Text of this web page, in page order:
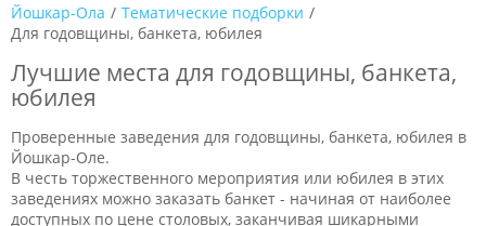
Йошкар-Ола / Тематические подборки /
Для годовщины, банкета, юбилея
Лучшие места для годовщины, банкета,
юбилея
Проверенные заведения для годовщины, банкета, юбилея в
Йошкар-Оле.
В честь торжественного мероприятия или юбилея в этих
заведениях можно заказать банкет - начиная от наиболее
доступных по цене столовых, заканчивая шикарными